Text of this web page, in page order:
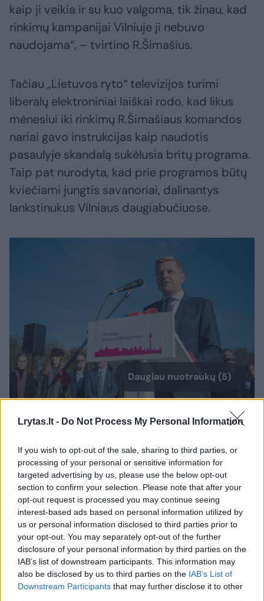
Lrytas.lt - Do Not Process My Personal Information
If you wish to opt-out of the sale, sharing to third parties, or
processing of your personal or sensitive information for
targeted advertising by us, please use the below opt-out
section to confirm your selection. Please note that after your
opt-out request is processed you may continue seeing
interest-based ads based on personal information utilized by
us or personal information disclosed to third parties prior to
your opt-out. You may separately opt-out of the further
disclosure of your personal information by third parties on the
IAB’s list of downstream participants. This information may
also be disclosed by us to third parties on the IAB’s List of
Downstream Participants that may further disclose it to other
kaip ji veikia ir su kuo valgoma, tik žinau, kad
rinkimų kampanijai Vilniuje ji nebuvo
naudojama“, – tvirtino R.Šimašius.
Tačiau „Lietuvos ryto“ televizijos turimi
liberalų elektroniniai laiškai rodo, kad likus
mėnesiui iki rinkimų R.Šimašiaus komandos
nariai gavo instrukcijas kaip naudotis
pasaulyje skandalą sukėlusia britų programa.
Taip pat nurodyta, kad prie programos būtų
kviečiami jungtis savanoriai, dalinantys
lankstinukus Vilniaus daugiabučiuose.
Daugiau nuotraukų (5)
R.Šimašius tvirtina nesinaudojęs „Cambridge Analytica“
J.Stacevičiaus nuotr.
Vyriausioji rinkimų komisija svarsto ar pradėti
tyrimą.
„Bet kokiu atveju naudoti asmenų duomenis
be jų sutikimo yra netoleruotina ir neteisėta“,
– patvirtino Vyriausiosios rinkimų komisijos
pirmininkė Laura Matijošaitytė.